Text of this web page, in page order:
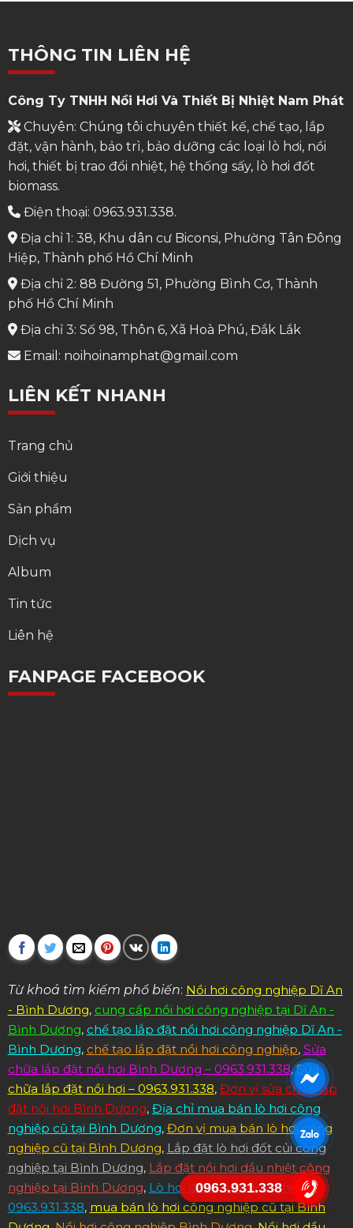
THÔNG TIN LIÊN HỆ
Công Ty TNHH Nồi Hơi Và Thiết Bị Nhiệt Nam Phát
Chuyên: Chúng tôi chuyên thiết kế, chế tạo, lắp
đặt, vận hành, bảo trì, bảo dưỡng các loại lò hơi, nồi
hơi, thiết bị trao đổi nhiệt, hệ thống sấy, lò hơi đốt
biomass.
Điện thoại: 0963.931.338.
Địa chỉ 1: 38, Khu dân cư Biconsi, Phường Tân Đông
Hiệp, Thành phố Hồ Chí Minh
Địa chỉ 2: 88 Đường 51, Phường Bình Cơ, Thành
phố Hồ Chí Minh
Địa chỉ 3: Số 98, Thôn 6, Xã Hoà Phú, Đắk Lắk
Email: noihoinamphat@gmail.com
LIÊN KẾT NHANH
Trang chủ
Giới thiệu
Sản phẩm
Dịch vụ
Album
Tin tức
Liên hệ
FANPAGE FACEBOOK
Từ khoá tìm kiếm phổ biến: Nồi hơi công nghiệp Dĩ An
- Bình Dương, cung cấp nồi hơi công nghiệp tại Dĩ An -
Bình Dương, chế tạo lắp đặt nồi hơi công nghiệp Dĩ An -
Bình Dương, chế tạo lắp đặt nồi hơi công nghiệp, Sửa
chữa lắp đặt nồi hơi Bình Dương – 0963.931.338,Sửa
chữa lắp đặt nồi hơi – 0963.931.338, Đơn vị sửa chữa lắp
đặt nồi hơi Bình Dương, Địa chỉ mua bán lò hơi công
nghiệp cũ tại Bình Dương, Đơn vị mua bán lò hơi công
nghiệp cũ tại Bình Dương, Lắp đặt lò hơi đốt củi công
nghiệp tại Bình Dương, Lắp đặt nồi hơi dầu nhiệt công
nghiệp tại Bình Dương, Lò hơi đốt củi công nghiệp –
0963.931.338, mua bán lò hơi công nghiệp cũ tại Bình
0963.931.338